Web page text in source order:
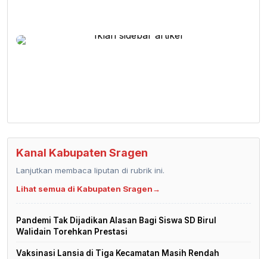
Kanal Kabupaten Sragen
Lanjutkan membaca liputan di rubrik ini.
Lihat semua di Kabupaten Sragen→
Pandemi Tak Dijadikan Alasan Bagi Siswa SD Birul
Walidain Torehkan Prestasi
Vaksinasi Lansia di Tiga Kecamatan Masih Rendah